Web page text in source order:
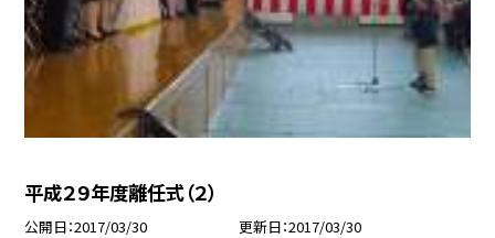
平成２９年度離任式（２）
公開日 2017/03/30 更新日 2017/03/30